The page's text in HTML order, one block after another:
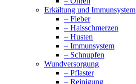
Erkältung und Immunsystem
– Fieber
– Halsschmerzen
– Husten
– Immunsystem
– Schnupfen
Wundversorgung
– Pflaster
– Reinigung